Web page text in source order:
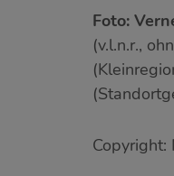
Foto:
(v.l.n.r.,
Copyright: